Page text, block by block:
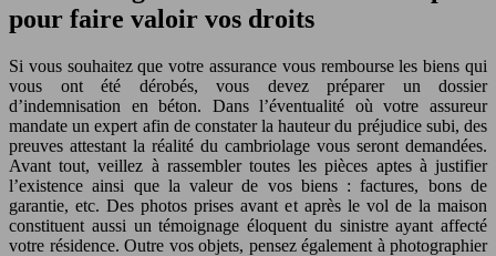
pour faire valoir vos droits
Si vous souhaitez que votre assurance vous rembourse les biens qui
vous ont été dérobés, vous devez préparer un dossier
d’indemnisation en béton. Dans l’éventualité où votre assureur
mandate un expert afin de constater la hauteur du préjudice subi, des
preuves attestant la réalité du cambriolage vous seront demandées.
Avant tout, veillez à rassembler toutes les pièces aptes à justifier
l’existence ainsi que la valeur de vos biens : factures, bons de
garantie, etc. Des photos prises avant et après le vol de la maison
constituent aussi un témoignage éloquent du sinistre ayant affecté
votre résidence. Outre vos objets, pensez également à photographier